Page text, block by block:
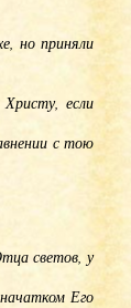
но приняли
если
с тою
светов, у
Его